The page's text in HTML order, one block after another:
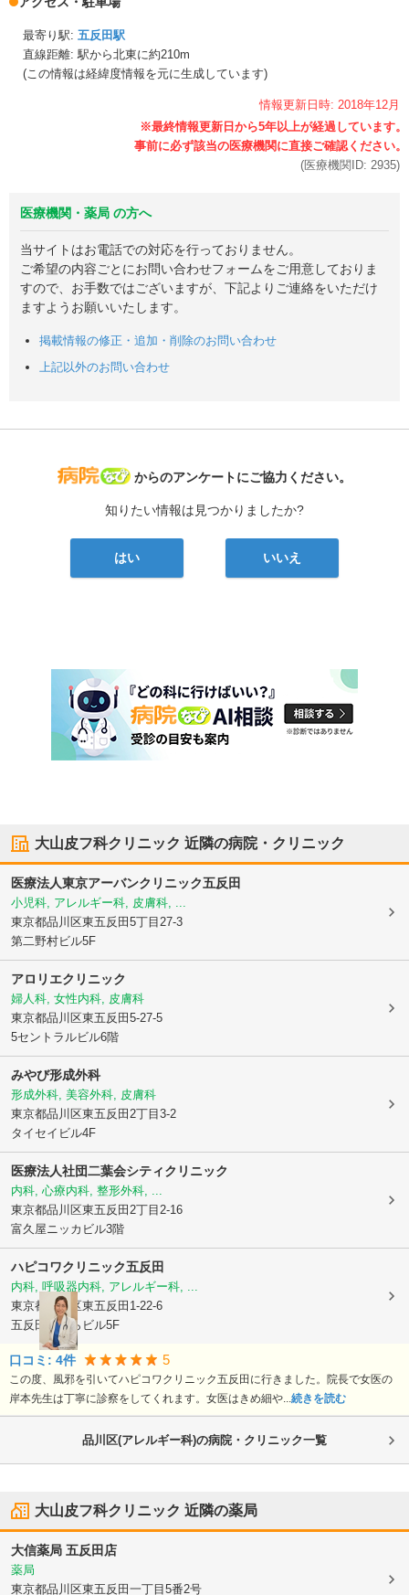
最寄り駅: 五反田駅
直線距離: 駅から北東に約210m
(この情報は経緯度情報を元に生成しています)
情報更新日時: 2018年12月
(医療機関ID: 2935)
医療機関・薬局 の方へ
当サイトはお電話での対応を行っておりません。
ご希望の内容ごとにお問い合わせフォームをご用意しておりま
すので、お手数ではございますが、下記よりご連絡をいただけ
ますようお願いいたします。
掲載情報の修正・追加・削除のお問い合わせ
上記以外のお問い合わせ
病院なび
からのアンケートにご協力ください。
知りたい情報は見つかりましたか?
はい いいえ
大山皮フ科クリニック 近隣の病院・クリニック
医療法人東京アーバンクリニック五反田
小児科, アレルギー科, 皮膚科, ...
東京都品川区東五反田5丁目27-3
第二野村ビル5F
アロリエクリニック
婦人科, 女性内科, 皮膚科
東京都品川区東五反田5-27-5
5セントラルビル6階
みやび形成外科
形成外科, 美容外科, 皮膚科
東京都品川区東五反田2丁目3-2
タイセイビル4F
医療法人社団二葉会シティクリニック
内科, 心療内科, 整形外科, ...
東京都品川区東五反田2丁目2-16
富久屋ニッカビル3階
ハピコワクリニック五反田
内科, 呼吸器内科, アレルギー科, ...
東京都品川区東五反田1-22-6
五反田さくらビル5F
口コミ: 4件 5
この度、風邪を引いてハピコワクリニック五反田に行きました。院長で女医の
岸本先生は丁寧に診察をしてくれます。女医はきめ細や... 続きを読む
品川区(アレルギー科)の病院・クリニック一覧
大山皮フ科クリニック 近隣の薬局
大信薬局 五反田店
薬局
東京都品川区東五反田一丁目5番2号